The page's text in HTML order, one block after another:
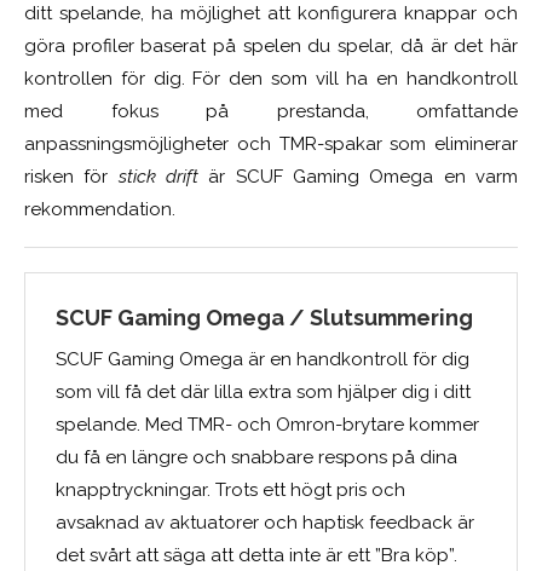
ditt spelande, ha möjlighet att konfigurera knappar och
göra profiler baserat på spelen du spelar, då är det här
kontrollen för dig. För den som vill ha en handkontroll
med fokus på prestanda, omfattande
anpassningsmöjligheter och TMR-spakar som eliminerar
risken för stick drift är SCUF Gaming Omega en varm
rekommendation.
SCUF Gaming Omega / Slutsummering
SCUF Gaming Omega är en handkontroll för dig
som vill få det där lilla extra som hjälper dig i ditt
spelande. Med TMR- och Omron-brytare kommer
du få en längre och snabbare respons på dina
knapptryckningar. Trots ett högt pris och
avsaknad av aktuatorer och haptisk feedback är
det svårt att säga att detta inte är ett ”Bra köp”.